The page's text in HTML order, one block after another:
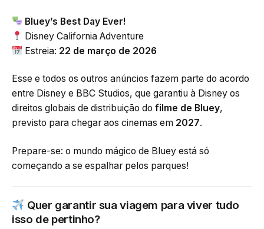
Bluey’s Best Day Ever!
Disney California Adventure
Estreia: 22 de março de 2026
Esse e todos os outros anúncios fazem parte do acordo
entre Disney e BBC Studios, que garantiu à Disney os
direitos globais de distribuição do filme de Bluey,
previsto para chegar aos cinemas em 2027.
Prepare-se: o mundo mágico de Bluey está só
começando a se espalhar pelos parques!
Quer garantir sua viagem para viver tudo
isso de pertinho?